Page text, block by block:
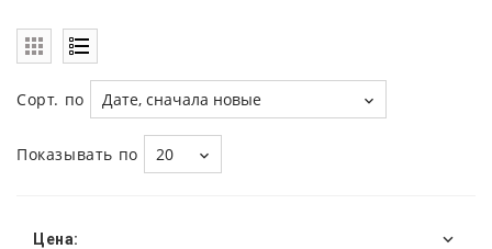
Сорт. по Дате, сначала новые
Показывать по 20
Цена: